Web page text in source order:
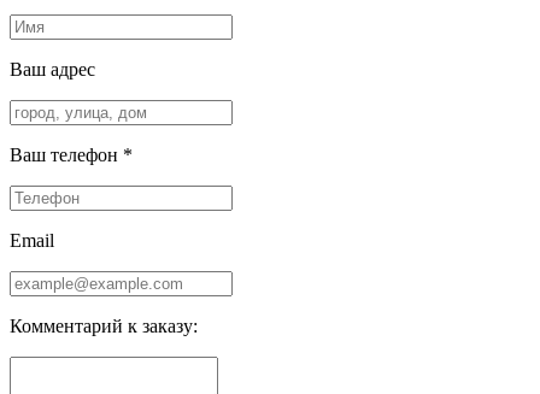
Ваш адрес
Ваш телефон *
Email
Комментарий к заказу: